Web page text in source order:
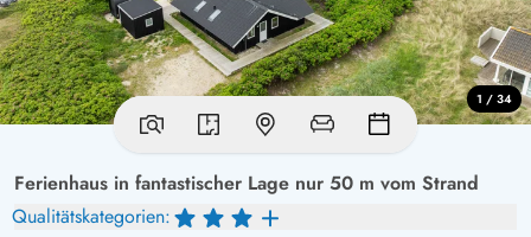
Ferienhaus in fantastischer Lage nur 50 m vom Strand
Qualitätskategorien:
1 / 34